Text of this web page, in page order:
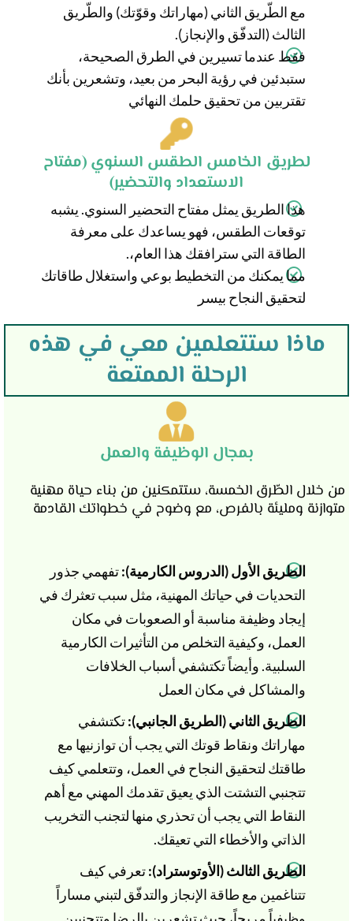
مع الطّريق الثاني (مهاراتك وقوّتك) والطّريق
الثالث (التدفّق والإنجاز).
فقط عندما تسيرين في الطرق الصحيحة،
ستبدئين في رؤية البحر من بعيد، وتشعرين بأنك
تقتربين من تحقيق حلمك النهائي
لطريق الخامس الطقس السنوي (مفتاح
الاستعداد والتحضير)
هذا الطريق يمثل مفتاح التحضير السنوي. يشبه
توقعات الطقس، فهو يساعدك على معرفة
الطاقة التي سترافقك هذا العام،.
مما يمكنك من التخطيط بوعي واستغلال طاقاتك
لتحقيق النجاح بيسر
ماذا ستتعلمين معي في هذه
الرحلة الممتعة
بمجال الوظيفة والعمل
من خلال الطّرق الخمسة، ستتمكنين من بناء حياة مهنية
متوازنة ومليئة بالفرص، مع وضوح في خطواتك القادمة
الطريق الأول (الدروس الكارمية):تفهمي جذور
التحديات في حياتك المهنية، مثل سبب تعثرك في
إيجاد وظيفة مناسبة أو الصعوبات في مكان
العمل، وكيفية التخلص من التأثيرات الكارمية
السلبية. وأيضاً تكتشفي أسباب الخلافات
والمشاكل في مكان العمل
الطريق الثاني (الطريق الجانبي):تكتشفي
مهاراتك ونقاط قوتك التي يجب أن توازنيها مع
طاقتك لتحقيق النجاح في العمل، وتتعلمي كيف
تتجنبي التشتت الذي يعيق تقدمك المهني مع أهم
النقاط التي يجب أن تحذري منها لتجنب التخريب
الذاتي والأخطاء التي تعيقك.
الطريق الثالث (الأوتوستراد):تعرفي كيف
تتناغمين مع طاقة الإنجاز والتدفّق لتبني مساراً